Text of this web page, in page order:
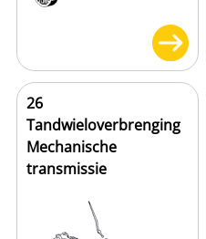
26
Tandwieloverbrenging
Mechanische
transmissie